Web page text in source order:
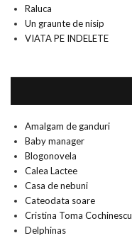
Raluca
Un graunte de nisip
VIATA PE INDELETE
Amalgam de ganduri
Baby manager
Blogonovela
Calea Lactee
Casa de nebuni
Cateodata soare
Cristina Toma Cochinescu
Delphinas